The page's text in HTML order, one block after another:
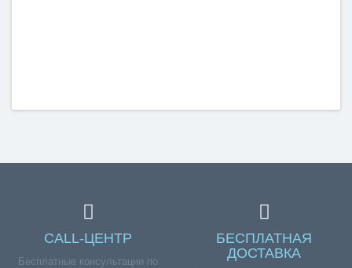
CALL-ЦЕНТР
Бесплатные консультации по
БЕСПЛАТНАЯ
ДОСТАВКА